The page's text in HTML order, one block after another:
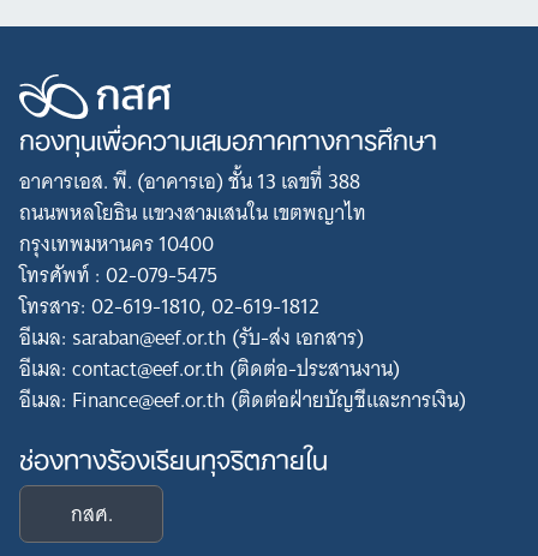
กองทุนเพื่อความเสมอภาคทางการศึกษา
อาคารเอส. พี. (อาคารเอ) ชั้น 13 เลขที่ 388
ถนนพหลโยธิน แขวงสามเสนใน เขตพญาไท
กรุงเทพมหานคร 10400
โทรศัพท์ : 02-079-5475
โทรสาร: 02-619-1810, 02-619-1812
อีเมล: saraban@eef.or.th (รับ-ส่ง เอกสาร)
อีเมล: contact@eef.or.th (ติดต่อ-ประสานงาน)
อีเมล: Finance@eef.or.th (ติดต่อฝ่ายบัญชีและการเงิน)
ช่องทางร้องเรียนทุจริตภายใน
กสศ.